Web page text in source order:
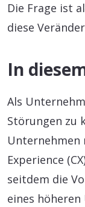
Die Frage ist
diese
In
Als
Störungen zu
Unternehmen
Experience
seitdem die
eines